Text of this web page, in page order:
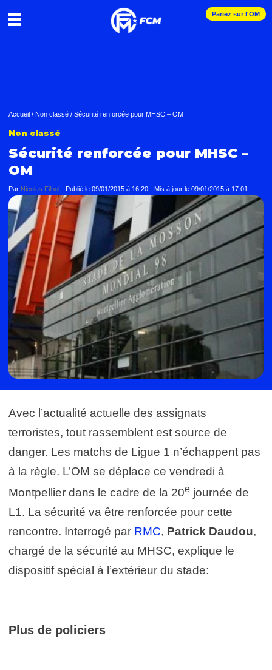
Pariez sur l'OM
Accueil / Non classé / Sécurité renforcée pour MHSC – OM
Non classé
Sécurité renforcée pour MHSC –
OM
Par Nicolas Filhol - Publié le 09/01/2015 à 16:20 - Mis à jour le 09/01/2015 à 17:01
Avec l’actualité actuelle des assignats
terroristes, tout rassemblent est source de
danger. Les matchs de Ligue 1 n’échappent pas
à la règle. L’OM se déplace ce vendredi à
Montpellier dans le cadre de la 20e journée de
L1. La sécurité va être renforcée pour cette
rencontre. Interrogé par RMC, Patrick Daudou,
chargé de la sécurité au MHSC, explique le
dispositif spécial à l’extérieur du stade:
Plus de policiers